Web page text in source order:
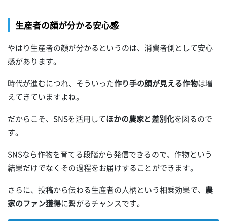
生産者の顔が分かる安心感
やはり生産者の顔が分かるというのは、消費者側として安心
感があります。
時代が進むにつれ、そういった作り手の顔が見える作物は増
えてきていますよね。
だからこそ、SNSを活用してほかの農家と差別化を図るので
す。
SNSなら作物を育てる段階から発信できるので、作物という
結果だけでなくその過程をお届けすることができます。
さらに、投稿から伝わる生産者の人柄という相乗効果で、 農
家のファン獲得に繋がるチャンスです。